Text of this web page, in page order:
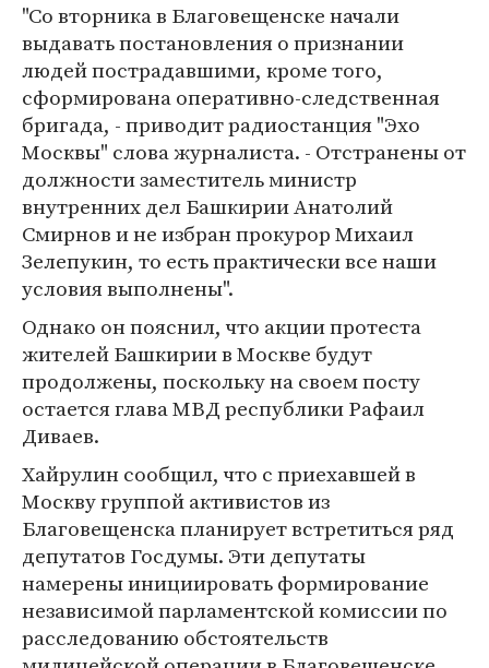
"Со вторника в Благовещенске начали
выдавать постановления о признании
людей пострадавшими, кроме того,
сформирована оперативно-следственная
бригада, - приводит радиостанция "Эхо
Москвы" слова журналиста. - Отстранены от
должности заместитель министр
внутренних дел Башкирии Анатолий
Смирнов и не избран прокурор Михаил
Зелепукин, то есть практически все наши
условия выполнены".
Однако он пояснил, что акции протеста
жителей Башкирии в Москве будут
продолжены, поскольку на своем посту
остается глава МВД республики Рафаил
Диваев.
Хайрулин сообщил, что с приехавшей в
Москву группой активистов из
Благовещенска планирует встретиться ряд
депутатов Госдумы. Эти депутаты
намерены инициировать формирование
независимой парламентской комиссии по
расследованию обстоятельств